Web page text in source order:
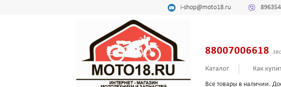
i-shop@moto18.ru
88007006618
Каталог Как
Все товары в наличии.